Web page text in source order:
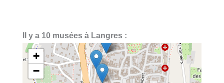
Il y a 10 musées à Langres :
+
−